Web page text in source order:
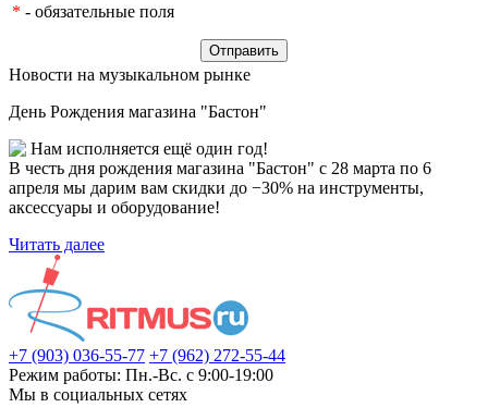
* - обязательные поля
Новости на музыкальном рынке
День Рождения магазина "Бастон"
Нам исполняется ещё один год!
В честь дня рождения магазина "Бастон" с 28 марта по 6
апреля мы дарим вам скидки до −30% на инструменты,
аксессуары и оборудование!
Читать далее
+7 (903) 036-55-77 +7 (962) 272-55-44
Режим работы: Пн.-Вс. с 9:00-19:00
Мы в социальных сетях